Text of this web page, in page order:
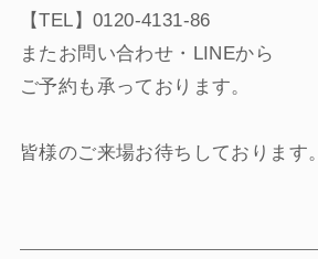
【TEL】0120-4131-86
またお問い合わせ・LINEから
ご予約も承っております。
皆様のご来場お待ちしております。